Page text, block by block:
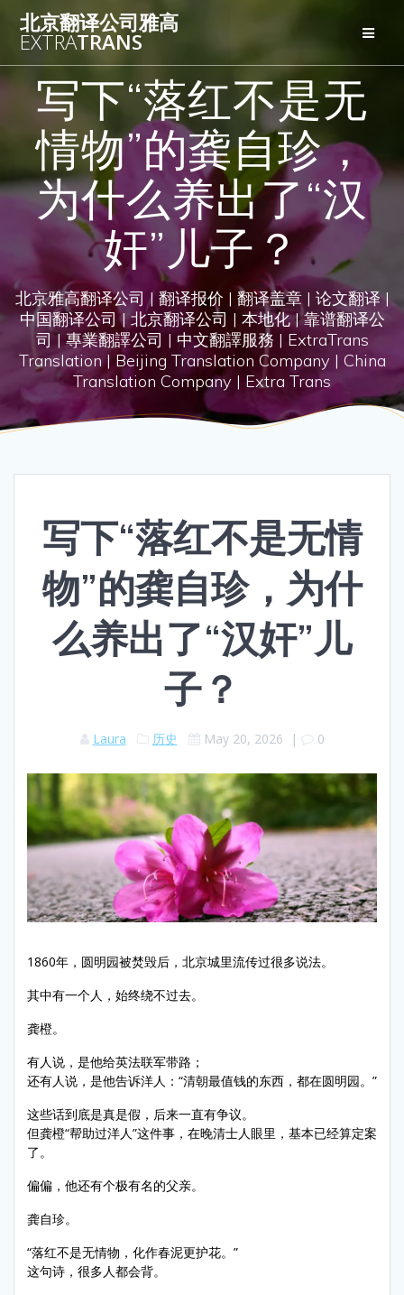
北京翻译公司雅高
EXTRATRANS
写下“落红不是无
情物”的龚自珍，
为什么养出了“汉
奸”儿子？
北京雅高翻译公司 | 翻译报价 | 翻译盖章 | 论文翻译 |
中国翻译公司 | 北京翻译公司 | 本地化 | 靠谱翻译公
司 | 專業翻譯公司 | 中文翻譯服務 | ExtraTrans
Translation | Beijing Translation Company | China
Translation Company | Extra Trans
写下“落红不是无情
物”的龚自珍，为什
么养出了“汉奸”儿
子？
Laura 历史 May 20, 2026 | 0
1860年，圆明园被焚毁后，北京城里流传过很多说法。
其中有一个人，始终绕不过去。
龚橙。
有人说，是他给英法联军带路；
还有人说，是他告诉洋人：“清朝最值钱的东西，都在圆明园。”
这些话到底是真是假，后来一直有争议。
但龚橙“帮助过洋人”这件事，在晚清士人眼里，基本已经算定案
了。
偏偏，他还有个极有名的父亲。
龚自珍。
“落红不是无情物，化作春泥更护花。”
这句诗，很多人都会背。